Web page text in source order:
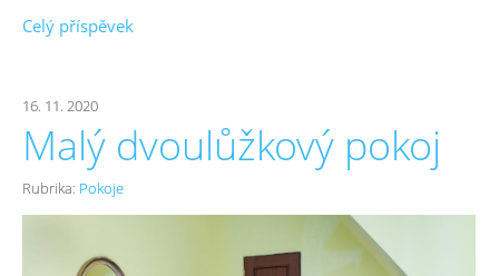
Celý příspěvek
16. 11. 2020
Malý dvoulůžkový pokoj
Rubrika: Pokoje